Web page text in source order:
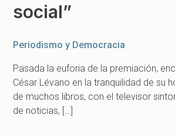
social”
Periodismo y Democracia
Pasada la euforia de la premiación,
César Lévano en la tranquilidad de su
de muchos libros, con el televisor
de noticias, […]